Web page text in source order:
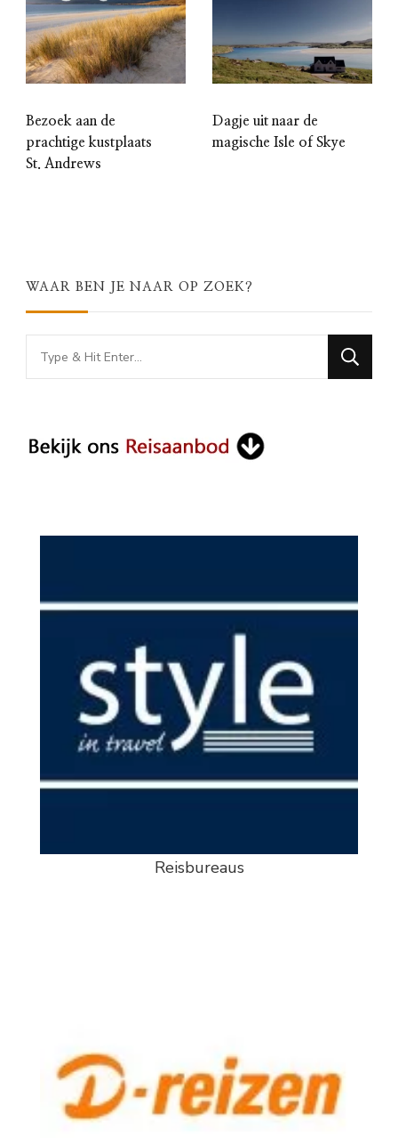
Bezoek aan de
prachtige kustplaats
St. Andrews
Dagje uit naar de
magische Isle of Skye
WAAR BEN JE NAAR OP ZOEK?
Looking
for
Reisbureaus